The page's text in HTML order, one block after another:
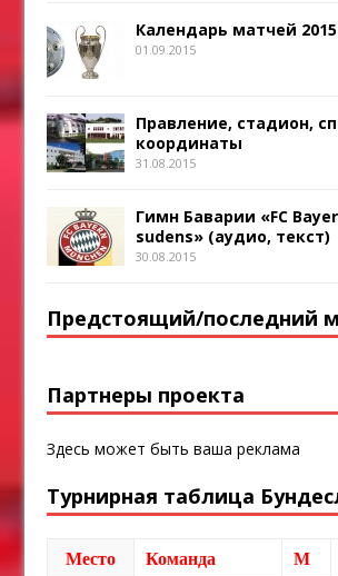
Календарь матчей
01.09.2015
Правление, стадион,
координаты
31.08.2015
Гимн Баварии «FC
sudens» (аудио, текст)
30.08.2015
Предстоящий/последний
Партнеры проекта
Здесь может быть ваша реклама
Турнирная таблица
Место Команда М